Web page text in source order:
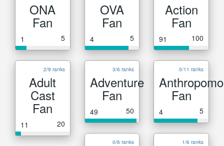
ONA
Fan
1 5
OVA
Fan
4 5
Action
Fan
91 100
2/9 ranks
Adult
Cast
Fan
11 20
3/6 ranks
Adventure
Fan
49 50
0/11 ranks
Fan
4 5
0/6 ranks 1/6 ranks